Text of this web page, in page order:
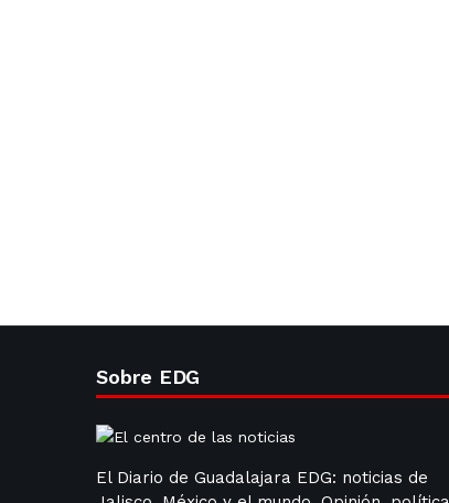
Sobre EDG
El Diario de Guadalajara EDG: noticias de